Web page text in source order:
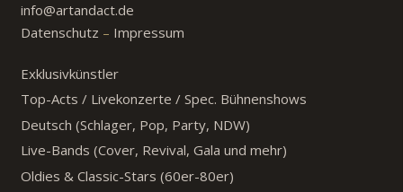
info@artandact.de
Datenschutz – Impressum
Exklusivkünstler
Top-Acts / Livekonzerte / Spec. Bühnenshows
Deutsch (Schlager, Pop, Party, NDW)
Live-Bands (Cover, Revival, Gala und mehr)
Oldies & Classic-Stars (60er-80er)